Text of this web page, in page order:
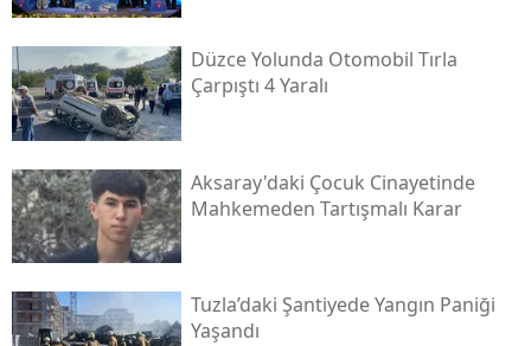
Düzce Yolunda Otomobil Tırla
Çarpıştı 4 Yaralı
Aksaray'daki Çocuk Cinayetinde
Mahkemeden Tartışmalı Karar
Tuzla’daki Şantiyede Yangın Paniği
Yaşandı